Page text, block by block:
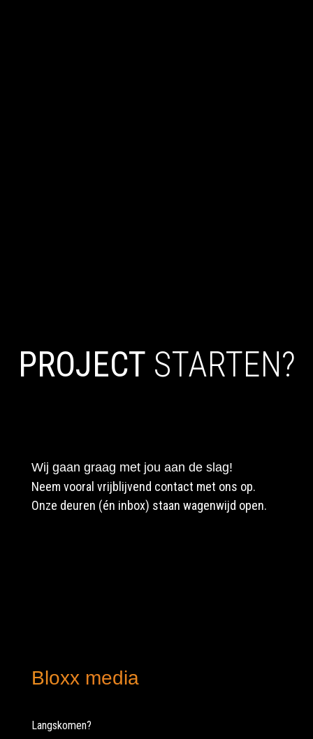
PROJECT STARTEN?
Wij gaan graag met jou aan de slag!
Neem vooral vrijblijvend contact met ons op.
Onze deuren (én inbox) staan wagenwijd open.
Bloxx media
Langskomen?